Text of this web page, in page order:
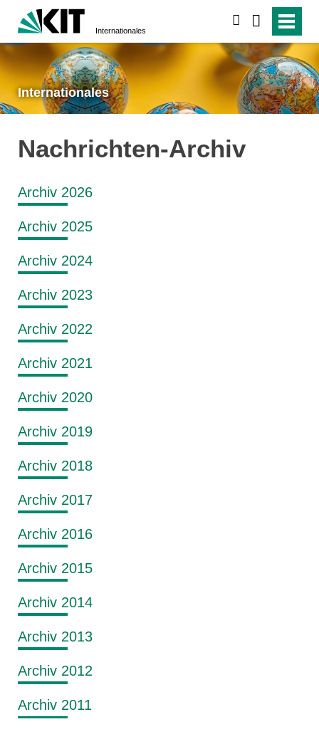
Internationales
Internationales
Nachrichten-Archiv
Archiv 2026
Archiv 2025
Archiv 2024
Archiv 2023
Archiv 2022
Archiv 2021
Archiv 2020
Archiv 2019
Archiv 2018
Archiv 2017
Archiv 2016
Archiv 2015
Archiv 2014
Archiv 2013
Archiv 2012
Archiv 2011